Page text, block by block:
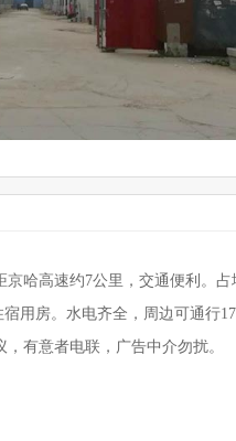
哈高速约7公里，交通便利。
用房。水电齐全，周边可通行
有意者电联，广告中介勿扰。